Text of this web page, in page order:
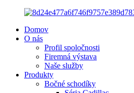
Domov
O nás
Profil spoločnosti
Firemná výstava
Naše služby
Produkty
Bočné schodíky